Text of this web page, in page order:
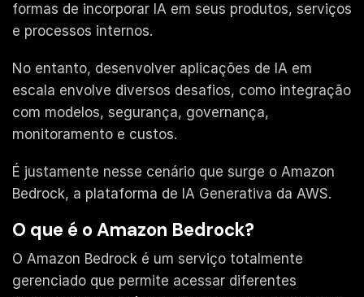
formas de incorporar IA em seus produtos, serviços
e processos internos.
No entanto, desenvolver aplicações de IA em
escala envolve diversos desafios, como integração
com modelos, segurança, governança,
monitoramento e custos.
É justamente nesse cenário que surge o Amazon
Bedrock, a plataforma de IA Generativa da AWS.
O que é o Amazon Bedrock?
O Amazon Bedrock é um serviço totalmente
gerenciado que permite acessar diferentes